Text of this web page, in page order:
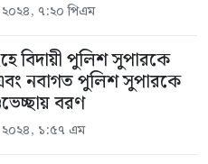
২০২৪, ৭:২০ পিএম
বিদায়ী পুলিশ সুপারকে
নবাগত পুলিশ সুপারকে
বরণ
২০২৪, ১:৫৭ এম